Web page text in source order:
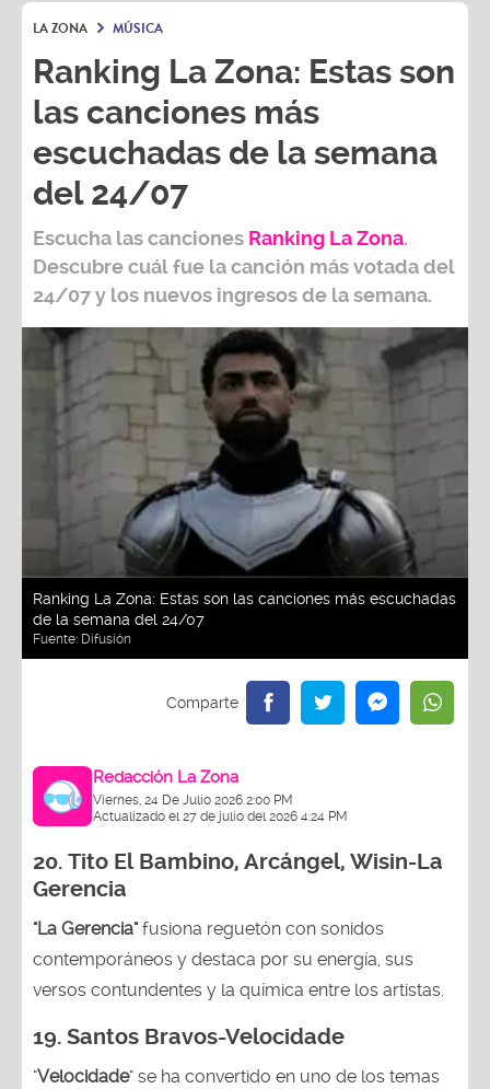
LA ZONA MÚSICA
Ranking La Zona: Estas son
las canciones más
escuchadas de la semana
del 24/07
Escucha las canciones Ranking La Zona.
Descubre cuál fue la canción más votada del
24/07y los nuevos ingresos de la semana.
Ranking La Zona: Estas son las canciones más escuchadas
de la semana del 24/07
Fuente: Difusión
Redacción La Zona
Viernes, 24 De Julio 2026 2:00 PM
Actualizado el 27 de julio del 2026 4:24 PM
20. Tito El Bambino, Arcángel, Wisin-La
Gerencia
"La Gerencia"fusiona reguetón con sonidos
contemporáneos y destaca por su energía, sus
versos contundentes y la química entre los artistas.
19. Santos Bravos-Velocidade
"Velocidade" se ha convertido en uno de los temas